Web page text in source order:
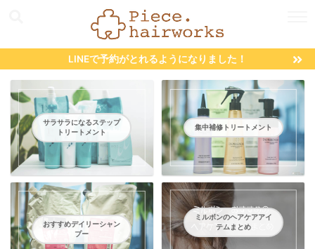
LINEで予約がとれるようになりました！
サラサラになるステップ
トリートメント
集中補修トリートメント
おすすめデイリーシャン
プー
ミルボンのヘアケアアイ
テムまとめ